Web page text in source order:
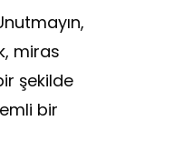
miras
şekilde
bir